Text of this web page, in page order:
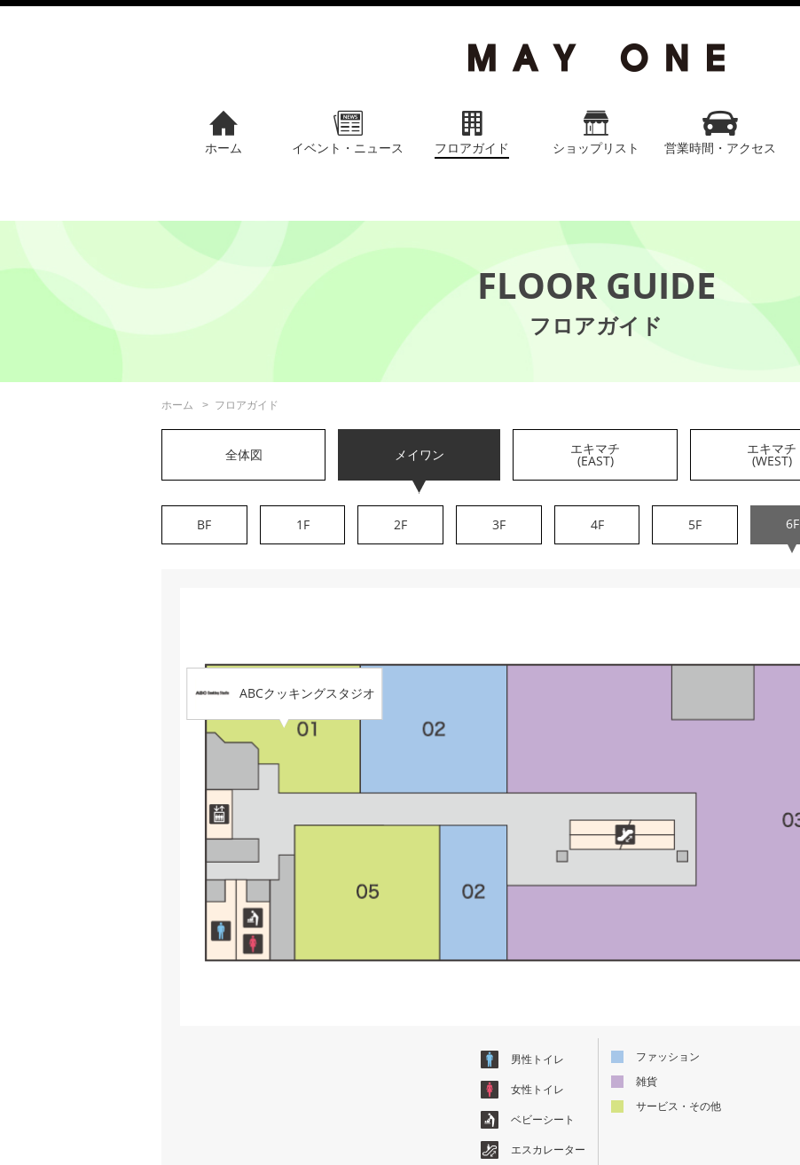
ホーム イベント・ニュース フロアガイド ショップリスト 営業時間・アクセス
FLOOR GUIDE
ホーム フロアガイド
全体図 メイワン エキマチ
(EAST)
エキマチ
(WEST)
BF 1F 2F 3F 4F 5F 6F
ABCクッキングスタジオ
男性トイレ
女性トイレ
ベビーシート
エスカレーター
ファッション
雑貨
サービス・その他